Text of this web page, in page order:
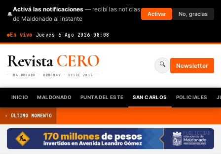
🔔
Activá las notificaciones — recibí las noticias
de Maldonado al instante
Activar No, gracias
En vivo · Jueves 6 Ago 2026 ·08:08
RevistaCERO
MALDONADO · URUGUAY · DESDE 2010
🔍 Newsletter
INICIO MALDONADO PUNTA DEL ESTE SAN CARLOS POLICIALES
⚡ ÚLTIMO MOMENTO
PUBLICIDAD